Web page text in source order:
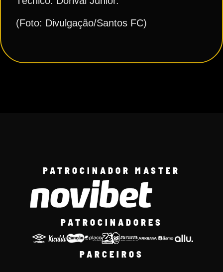
(Foto: Divulgação/Santos FC)
PATROCINADOR MASTER
PATROCINADORES
PARCEIROS